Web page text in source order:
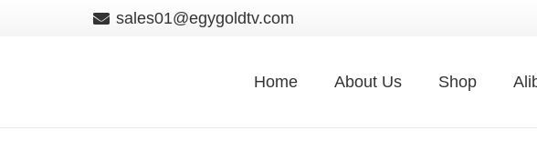
sales01@egygoldtv.com
Home About Us Shop